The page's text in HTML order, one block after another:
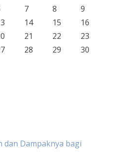
7 8
9
14 15
16
21 22
23
28 29
30
dan Dampaknya bagi